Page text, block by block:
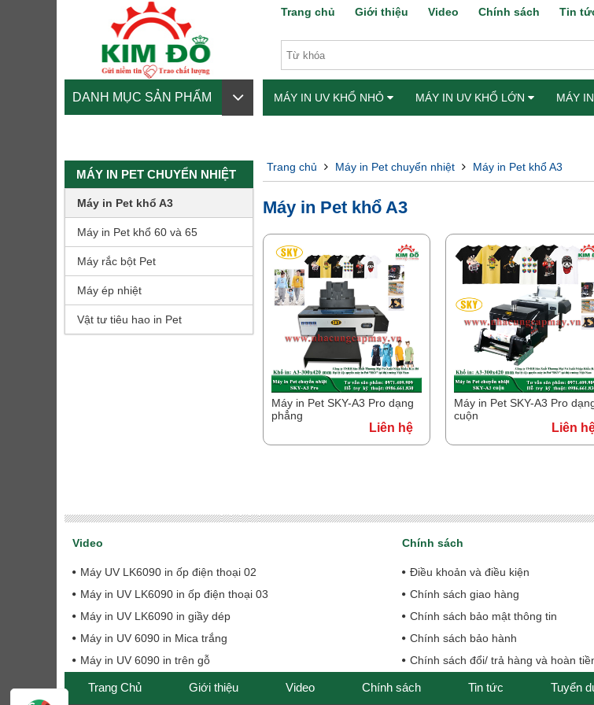
Trang chủ Giới thiệu Video Chính sách Tin
DANH MỤC SẢN PHẨM MÁY IN UV KHỔ NHỎ MÁY IN UV KHỔ LỚN MÁY
MÁY IN PET CHUYỂN NHIỆT
Máy in Pet khổ A3
Máy in Pet khổ 60 và 65
Máy rắc bột Pet
Máy ép nhiệt
Vật tư tiêu hao in Pet
Trang chủ Máy in Pet chuyển nhiệt Máy in Pet khổ A3
Máy in Pet khổ A3
Máy in Pet SKY-A3 Pro dạng
phẳng
Liên hệ
Máy in Pet SKY-A3 Pro
cuộn
Liên
Video
Máy UV LK6090 in ốp điện thoại 02
Máy in UV LK6090 in ốp điện thoại 03
Máy in UV LK6090 in giầy dép
Máy in UV 6090 in Mica trắng
Máy in UV 6090 in trên gỗ
Chính sách
Điều khoản và điều kiện
Chính sách giao hàng
Chính sách bảo mật thông tin
Chính sách bảo hành
Chính sách đổi/ trả hàng và hoàn
Trang Chủ Giới thiệu Video Chính sách Tin tức Tuyển